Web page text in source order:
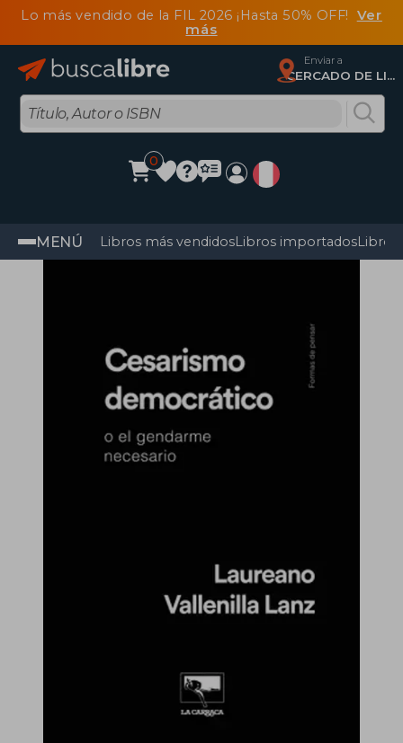
Lo más vendido de la FIL 2026 ¡Hasta 50% OFF! Ver
más
Enviar a
CERCADO DE LIMA, Lima
0
MENÚ Libros más vendidosLibros importadosLibros